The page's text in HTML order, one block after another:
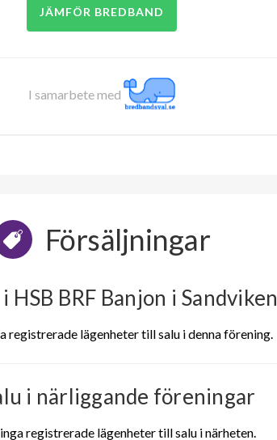
JÄMFÖR BREDBAND
I samarbete med
Försäljningar
HSB BRF Banjon i Sandviken
registrerade lägenheter till salu i denna förening.
i närliggande föreningar
registrerade lägenheter till salu i närheten.